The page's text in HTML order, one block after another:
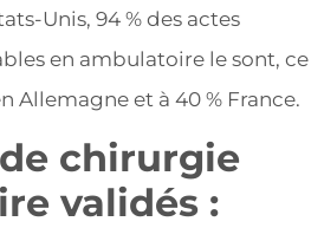
Unis, 94 % des actes
en ambulatoire le sont, ce
Allemagne et à 40 % France.
chirurgie
validés :